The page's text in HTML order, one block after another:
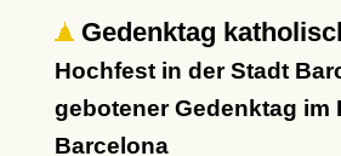
Gedenktag
Hochfest in der Stadt
gebotener Gedenktag im
Barcelona